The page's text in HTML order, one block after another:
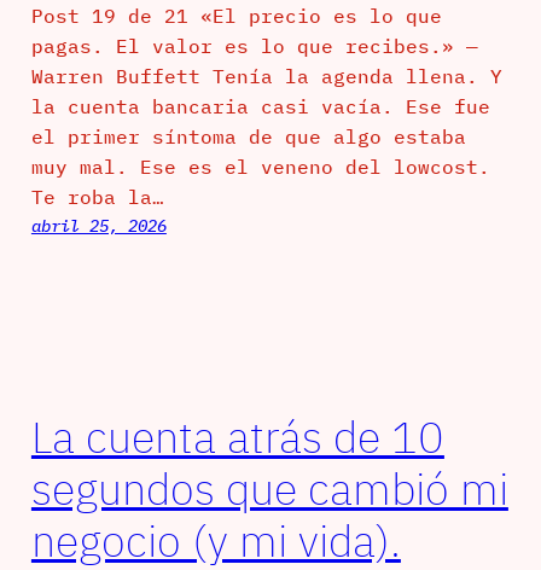
Post 19 de 21 «El precio es lo que
pagas. El valor es lo que recibes.» —
Warren Buffett Tenía la agenda llena. Y
la cuenta bancaria casi vacía. Ese fue
el primer síntoma de que algo estaba
muy mal. Ese es el veneno del lowcost.
Te roba la…
abril 25, 2026
La cuenta atrás de 10
segundos que cambió mi
negocio (y mi vida).